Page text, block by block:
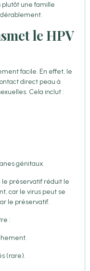
plutôt une famille
le HPV
facile. En effet, le
direct peau à
Cela inclut :
génitaux.
le préservatif réduit le
car le virus peut se
le préservatif.
:
(rare).